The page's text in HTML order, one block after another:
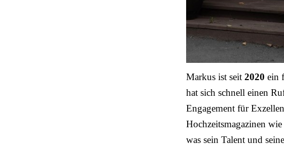
Markus ist seit 2020 ein
hat sich schnell einen
Engagement für
Hochzeitsmagazinen wie
was sein Talent und